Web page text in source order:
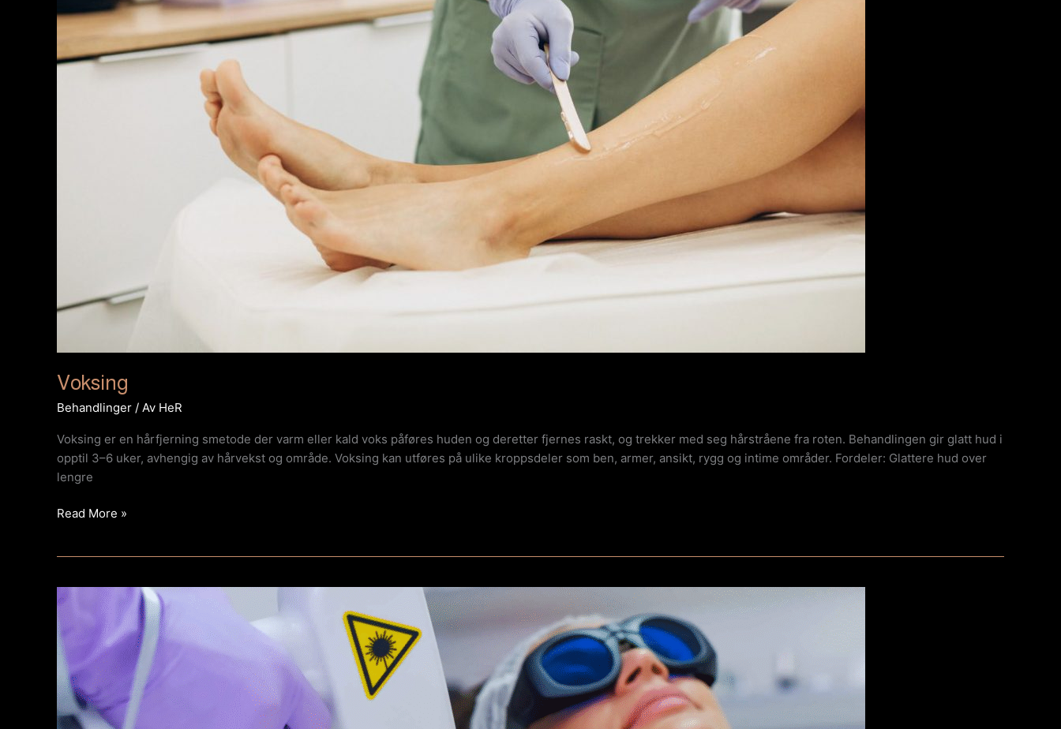
Voksing
Behandlinger / Av HeR
Voksing er en hårfjerning smetode der varm eller kald voks påføres huden og deretter fjernes raskt, og trekker med seg hårstråene fra roten. Behandlingen gir glatt hud i
opptil 3–6 uker, avhengig av hårvekst og område. Voksing kan utføres på ulike kroppsdeler som ben, armer, ansikt, rygg og intime områder. Fordeler: Glattere hud over
lengre
Read More »
Ipl
shr
e-
light